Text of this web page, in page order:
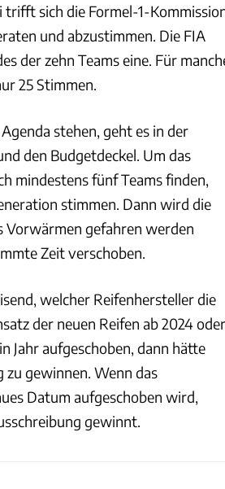
trifft sich die Formel-1-
und abzustimmen. Die FIA
der zehn Teams eine. Für
25 Stimmen.
stehen, geht es in der
den Budgetdeckel. Um das
mindestens fünf Teams finden,
stimmen. Dann wird die
Vorwärmen gefahren werden
Zeit verschoben.
welcher Reifenhersteller die
der neuen Reifen ab 2024 oder
Jahr aufgeschoben, dann hätte
zu gewinnen. Wenn das
Datum aufgeschoben wird,
gewinnt.